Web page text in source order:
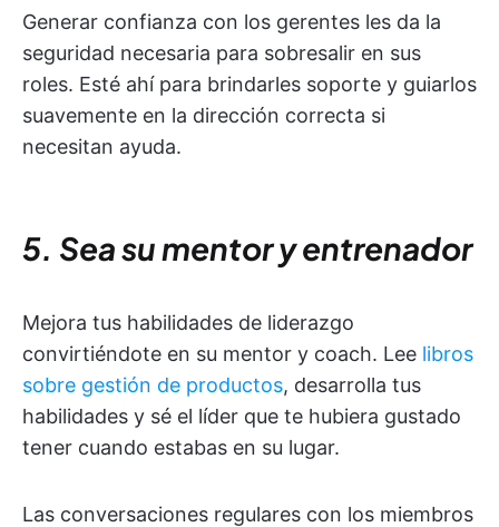
Generar confianza con los gerentes les da la
seguridad necesaria para sobresalir en sus
roles. Esté ahí para brindarles soporte y guiarlos
suavemente en la dirección correcta si
necesitan ayuda.
5. Sea su mentor y entrenador
Mejora tus habilidades de liderazgo
convirtiéndote en su mentor y coach. Lee libros
sobre gestión de productos, desarrolla tus
habilidades y sé el líder que te hubiera gustado
tener cuando estabas en su lugar.
Las conversaciones regulares con los miembros